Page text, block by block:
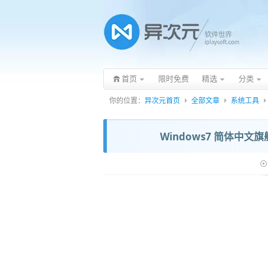
首页 限时免费 精选 分类
你的位置： 异次元首页 全部文章 系统工具
Windows7 简体中文旗